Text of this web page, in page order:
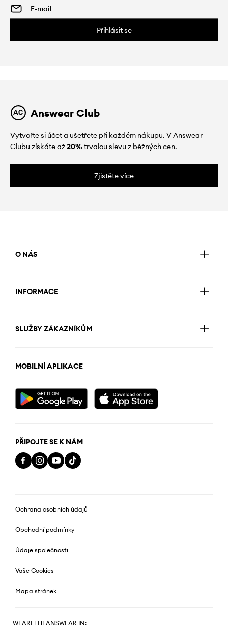
Přihlásit se
Answear Club
Vytvořte si účet a ušetřete při každém nákupu. V Answear
Clubu získáte až20%trvalou slevu z běžných cen.
Zjistěte více
O NÁS
INFORMACE
SLUŽBY ZÁKAZNÍKŮM
MOBILNÍ APLIKACE
PŘIPOJTE SE K NÁM
Ochrana osobních údajů
Obchodní podmínky
Údaje společnosti
Vaše Cookies
Mapa stránek
WEARETHEANSWEAR IN: